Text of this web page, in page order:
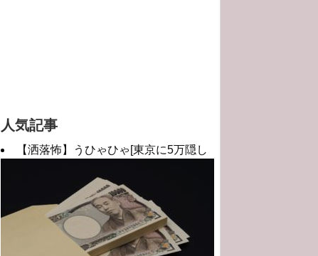
人気記事
【洒落怖】うひゃひゃ[東京に5万隠し